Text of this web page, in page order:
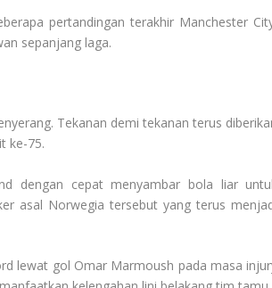
pertandingan terakhir Manchester
sepanjang laga.
Tekanan demi tekanan terus
ke-75.
dengan cepat menyambar bola liar
asal Norwegia tersebut yang terus
lewat gol Omar Marmoush pada masa